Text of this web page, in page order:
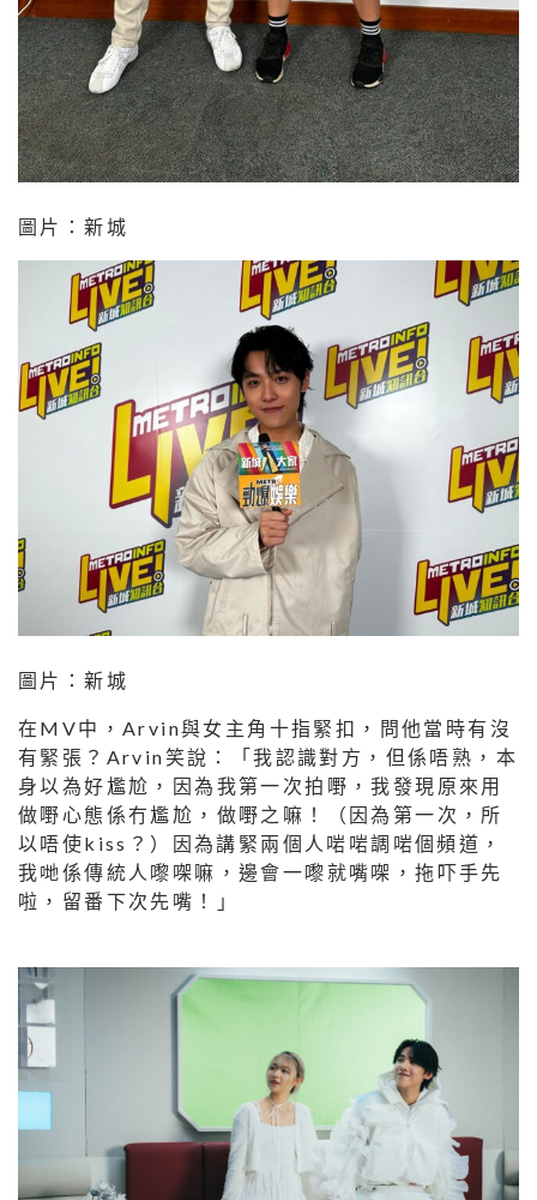
圖片：新城
圖片：新城
在MV中，Arvin與女主角十指緊扣，問他當時有沒
有緊張？Arvin笑說：「我認識對方，但係唔熟，本
身以為好尷尬，因為我第一次拍嘢，我發現原來用
做嘢心態係冇尷尬，做嘢之嘛！（因為第一次，所
以唔使kiss？）因為講緊兩個人啱啱調啱個頻道，
我哋係傳統人嚟㗎嘛，邊會一嚟就嘴㗎，拖吓手先
啦，留番下次先嘴！」